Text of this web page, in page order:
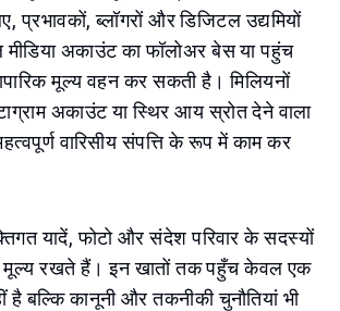
प्रभावकों, ब्लॉगरों और डिजिटल उद्यमियों
अकाउंट का फॉलोअर बेस या पहुंच
मूल्य वहन कर सकती है। मिलियनों
अकाउंट या स्थिर आय स्रोत देने वाला
वारिसीय संपत्ति के रूप में काम कर
यादें, फोटो और संदेश परिवार के सदस्यों
मूल्य रखते हैं। इन खातों तक पहुँच केवल एक
है बल्कि कानूनी और तकनीकी चुनौतियां भी